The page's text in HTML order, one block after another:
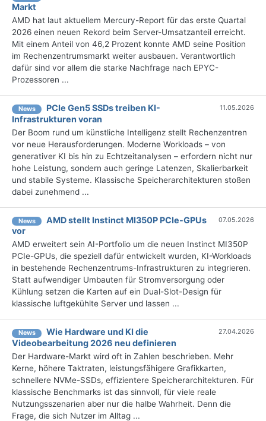
Markt
AMD hat laut aktuellem Mercury-Report für das erste Quartal
2026 einen neuen Rekord beim Server-Umsatzanteil erreicht.
Mit einem Anteil von 46,2 Prozent konnte AMD seine Position
im Rechenzentrumsmarkt weiter ausbauen. Verantwortlich
dafür sind vor allem die starke Nachfrage nach EPYC-
Prozessoren ...
News
PCIe Gen5 SSDs treiben KI-
Infrastrukturen voran
11.05.2026
Der Boom rund um künstliche Intelligenz stellt Rechenzentren
vor neue Herausforderungen. Moderne Workloads – von
generativer KI bis hin zu Echtzeitanalysen – erfordern nicht nur
hohe Leistung, sondern auch geringe Latenzen, Skalierbarkeit
und stabile Systeme. Klassische Speicherarchitekturen stoßen
dabei zunehmend ...
News
AMD stellt Instinct MI350P PCIe-GPUs
vor
07.05.2026
AMD erweitert sein AI-Portfolio um die neuen Instinct MI350P
PCIe-GPUs, die speziell dafür entwickelt wurden, KI-Workloads
in bestehende Rechenzentrums-Infrastrukturen zu integrieren.
Statt aufwendiger Umbauten für Stromversorgung oder
Kühlung setzen die Karten auf ein Dual-Slot-Design für
klassische luftgekühlte Server und lassen ...
News
Wie Hardware und KI die
Videobearbeitung 2026 neu definieren
27.04.2026
Der Hardware-Markt wird oft in Zahlen beschrieben. Mehr
Kerne, höhere Taktraten, leistungsfähigere Grafikkarten,
schnellere NVMe-SSDs, effizientere Speicherarchitekturen. Für
klassische Benchmarks ist das sinnvoll, für viele reale
Nutzungsszenarien aber nur die halbe Wahrheit. Denn die
Frage, die sich Nutzer im Alltag ...